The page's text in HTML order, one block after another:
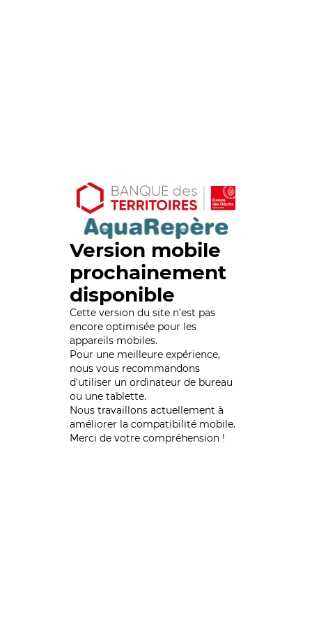
Version mobile
prochainement
disponible
Cette version du site n’est pas
encore optimisée pour les
appareils mobiles.
Pour une meilleure expérience,
nous vous recommandons
d'utiliser un ordinateur de bureau
ou une tablette.
Nous travaillons actuellement à
améliorer la compatibilité mobile.
Merci de votre compréhension !